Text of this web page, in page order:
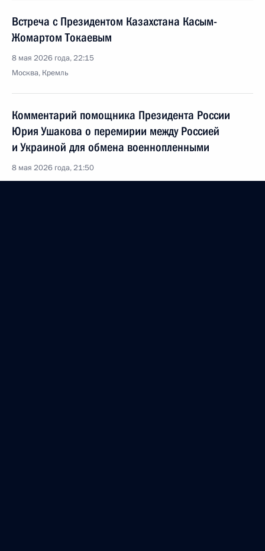
Встреча с Президентом Казахстана Касым-
Жомартом Токаевым
8 мая 2026 года, 22:15
Москва, Кремль
Комментарий помощника Президента России
Юрия Ушакова о перемирии между Россией
и Украиной для обмена военнопленными
8 мая 2026 года, 21:50